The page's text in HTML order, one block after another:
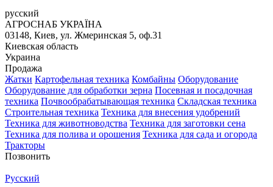
русский
АГРОСНАБ УКРАЇНА
03148, Киев, ул. Жмеринская 5, оф.31
Киевская область
Украина
Продажа
Жатки Картофельная техника Комбайны Оборудование
Оборудование для обработки зерна Посевная и посадочная
техника Почвообрабатывающая техника Складская техника
Строительная техника Техника для внесения удобрений
Техника для животноводства Техника для заготовки сена
Техника для полива и орошения Техника для сада и огорода
Тракторы
Позвонить
Русский